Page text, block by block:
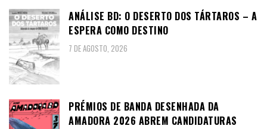
ANÁLISE BD: O DESERTO DOS TÁRTAROS – A
ESPERA COMO DESTINO
7 DE AGOSTO, 2026
PRÉMIOS DE BANDA DESENHADA DA
AMADORA 2026 ABREM CANDIDATURAS